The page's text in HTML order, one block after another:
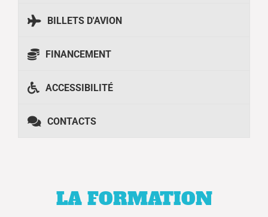
BILLETS D'AVION
FINANCEMENT
ACCESSIBILITÉ
CONTACTS
LA FORMATION